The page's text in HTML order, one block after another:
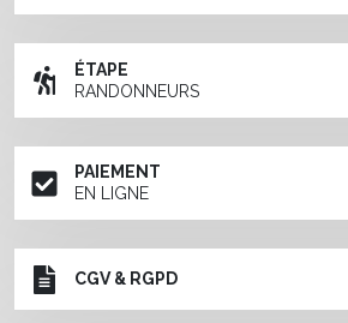
ÉTAPE
RANDONNEURS
PAIEMENT
EN LIGNE
CGV & RGPD